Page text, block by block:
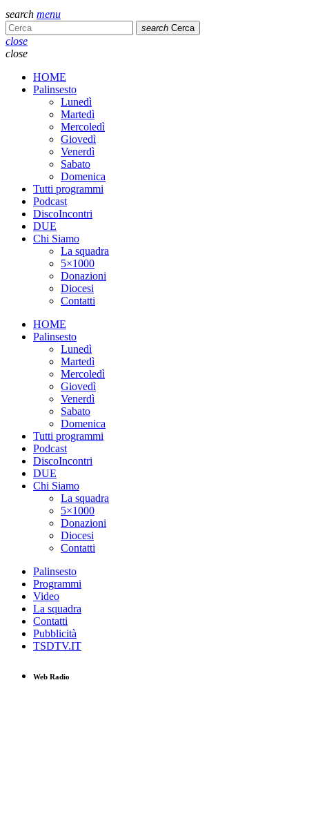
search menu
search Cerca
close
close
HOME
Palinsesto
Lunedì
Martedì
Mercoledì
Giovedì
Venerdì
Sabato
Domenica
Tutti programmi
Podcast
DiscoIncontri
DUE
Chi Siamo
La squadra
5×1000
Donazioni
Diocesi
Contatti
HOME
Palinsesto
Lunedì
Martedì
Mercoledì
Giovedì
Venerdì
Sabato
Domenica
Tutti programmi
Podcast
DiscoIncontri
DUE
Chi Siamo
La squadra
5×1000
Donazioni
Diocesi
Contatti
Palinsesto
Programmi
Video
La squadra
Contatti
Pubblicità
TSDTV.IT
Web Radio